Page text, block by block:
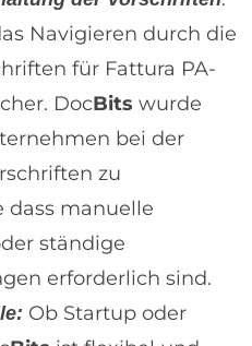
Navigieren durch die
für Fattura PA-
DocBits wurde
bei der
zu
dass manuelle
ständige
erforderlich sind.
Ob Startup oder